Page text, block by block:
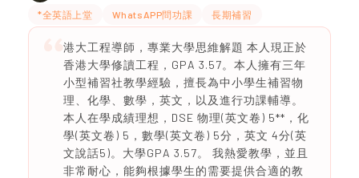
*全英語上堂 WhatsAPP問功課 長期補習
港大工程導師，專業大學思維解題 本人現正於
香港大學修讀工程，GPA 3.57。本人擁有三年
小型補習社教學經驗，擅長為中小學生補習物
理、化學、數學，英文，以及進行功課輔導。
本人在學成績理想，DSE 物理(英文卷) 5**，化
學(英文卷) 5，數學(英文卷) 5分，英文 4分(英
文說話5)。大學GPA 3.57。 我熱愛教學，並且
非常耐心，能夠根據學生的需要提供合適的教